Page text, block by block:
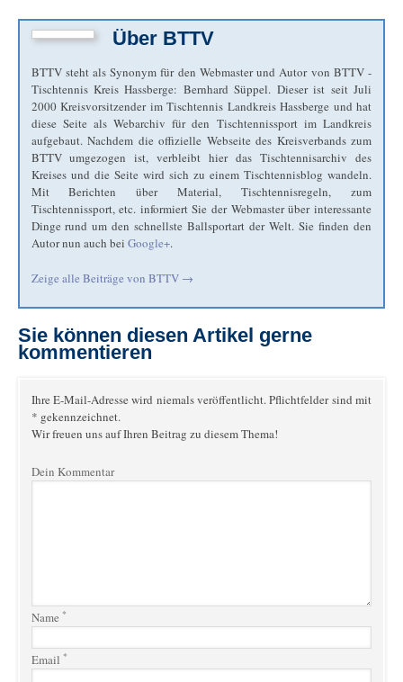
Über BTTV
BTTV steht als Synonym für den Webmaster und Autor von BTTV -
Tischtennis Kreis Hassberge: Bernhard Süppel. Dieser ist seit Juli
2000 Kreisvorsitzender im Tischtennis Landkreis Hassberge und hat
diese Seite als Webarchiv für den Tischtennissport im Landkreis
aufgebaut. Nachdem die offizielle Webseite des Kreisverbands zum
BTTV umgezogen ist, verbleibt hier das Tischtennisarchiv des
Kreises und die Seite wird sich zu einem Tischtennisblog wandeln.
Mit Berichten über Material, Tischtennisregeln, zum
Tischtennissport, etc. informiert Sie der Webmaster über interessante
Dinge rund um den schnellste Ballsportart der Welt. Sie finden den
Autor nun auch bei Google+.
Zeige alle Beiträge von BTTV →
Sie können diesen Artikel gerne
kommentieren
Ihre E-Mail-Adresse wird niemals veröffentlicht. Pflichtfelder sind mit
* gekennzeichnet.
Wir freuen uns auf Ihren Beitrag zu diesem Thema!
Dein Kommentar
Name *
Email *